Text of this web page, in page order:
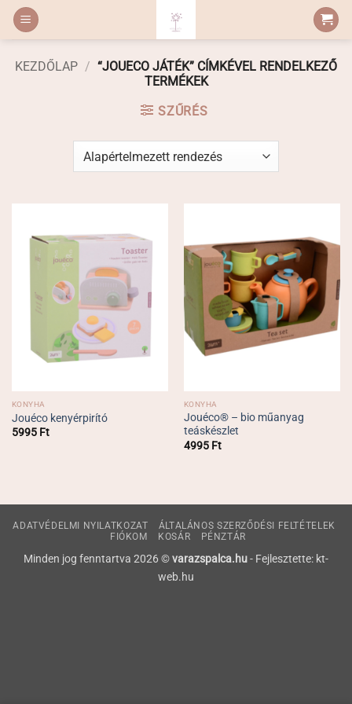
Skip
KEZDŐLAP / “JOUECO JÁTÉK” CÍMKÉVEL RENDELKEZŐ
TERMÉKEK
SZŰRÉS
KONYHA
Jouéco kenyérpirító
5995 Ft
KONYHA
Jouéco® – bio műanyag
teáskészlet
4995 Ft
ADATVÉDELMI NYILATKOZAT
ÁLTALÁNOS SZERZŐDÉSI FELTÉTELEK
FIÓKOM
KOSÁR PÉNZTÁR
Minden jog fenntartva 2026 ©varazspalca.hu- Fejlesztette: kt-
web.hu